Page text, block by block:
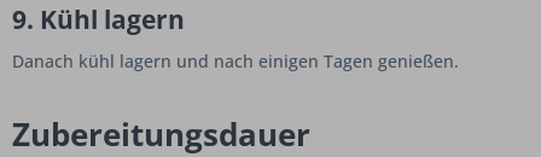
9. Kühl lagern
Danach kühl lagern und nach einigen Tagen genießen.
Zubereitungsdauer